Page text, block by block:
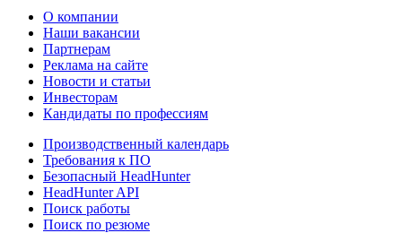
О компании
Наши вакансии
Партнерам
Реклама на сайте
Новости и статьи
Инвесторам
Кандидаты по профессиям
Производственный календарь
Требования к ПО
Безопасный HeadHunter
HeadHunter API
Поиск работы
Поиск по резюме